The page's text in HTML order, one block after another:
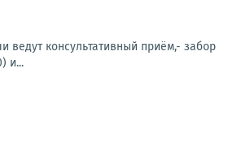
консультативный приём,- забор
и...